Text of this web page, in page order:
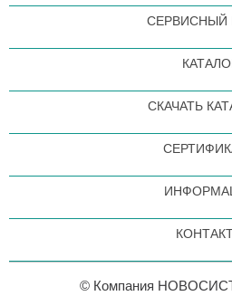
СЕРВИСНЫЙ
СКАЧАТЬ
© Компания